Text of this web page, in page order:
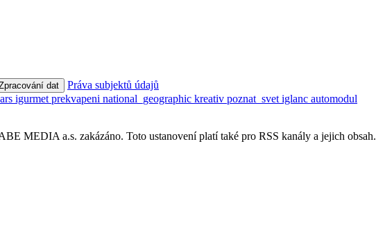
dat
Práva subjektů údajů
igurmet prekvapeni national_geographic kreativ poznat_svet iglanc automodul
MEDIA a.s. zakázáno. Toto ustanovení platí také pro RSS kanály a jejich obsah.